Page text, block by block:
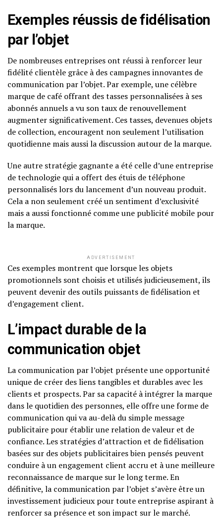
Exemples réussis de fidélisation
par l’objet
De nombreuses entreprises ont réussi à renforcer leur
fidélité clientèle grâce à des campagnes innovantes de
communication par l’objet. Par exemple, une célèbre
marque de café offrant des tasses personnalisées à ses
abonnés annuels a vu son taux de renouvellement
augmenter significativement. Ces tasses, devenues objets
de collection, encouragent non seulement l’utilisation
quotidienne mais aussi la discussion autour de la marque.
Une autre stratégie gagnante a été celle d’une entreprise
de technologie qui a offert des étuis de téléphone
personnalisés lors du lancement d’un nouveau produit.
Cela a non seulement créé un sentiment d’exclusivité
mais a aussi fonctionné comme une publicité mobile pour
la marque.
ADVERTISEMENT
Ces exemples montrent que lorsque les objets
promotionnels sont choisis et utilisés judicieusement, ils
peuvent devenir des outils puissants de fidélisation et
d’engagement client.
L’impact durable de la
communication objet
La communication par l’objet présente une opportunité
unique de créer des liens tangibles et durables avec les
clients et prospects. Par sa capacité à intégrer la marque
dans le quotidien des personnes, elle offre une forme de
communication qui va au-delà du simple message
publicitaire pour établir une relation de valeur et de
confiance. Les stratégies d’attraction et de fidélisation
basées sur des objets publicitaires bien pensés peuvent
conduire à un engagement client accru et à une meilleure
reconnaissance de marque sur le long terme. En
définitive, la communication par l’objet s’avère être un
investissement judicieux pour toute entreprise aspirant à
renforcer sa présence et son impact sur le marché.